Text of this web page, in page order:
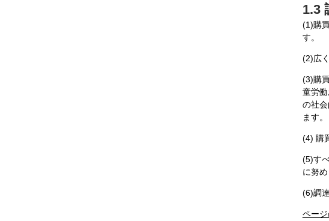
1.3
(1)購
す。
(2)広
(3)購
童労
の社
ます。
(4) 購
(5)す
に努め
(6)調
ペー